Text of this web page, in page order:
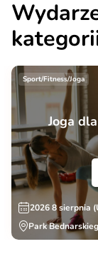
Sport/Fitness/Joga
Joga
2026 8 sierpnia
Park